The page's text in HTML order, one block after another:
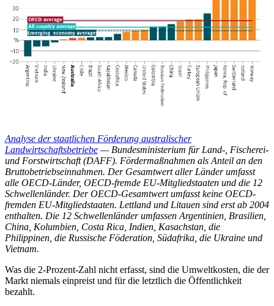
Analyse der staatlichen Förderung australischer
Landwirtschaftsbetriebe — Bundesministerium für Land-, Fischerei-
und Forstwirtschaft (DAFF). Fördermaßnahmen als Anteil an den
Bruttobetriebseinnahmen. Der Gesamtwert aller Länder umfasst
alle OECD-Länder, OECD-fremde EU-Mitgliedstaaten und die 12
Schwellenländer. Der OECD-Gesamtwert umfasst keine OECD-
fremden EU-Mitgliedstaaten. Lettland und Litauen sind erst ab 2004
enthalten. Die 12 Schwellenländer umfassen Argentinien, Brasilien,
China, Kolumbien, Costa Rica, Indien, Kasachstan, die
Philippinen, die Russische Föderation, Südafrika, die Ukraine und
Vietnam.
Was die 2-Prozent-Zahl nicht erfasst, sind die Umweltkosten, die der
Markt niemals einpreist und für die letztlich die Öffentlichkeit
bezahlt.